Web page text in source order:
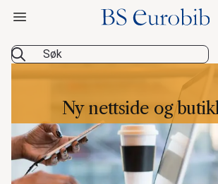
BS Eurobib
Åpne hovedmeny
Ny nettside og